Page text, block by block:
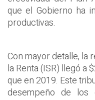
que el Gobierno ha
productivas.
Con mayor detalle, la
la Renta (ISR) llegó a
que en 2019. Este
desempeño de los